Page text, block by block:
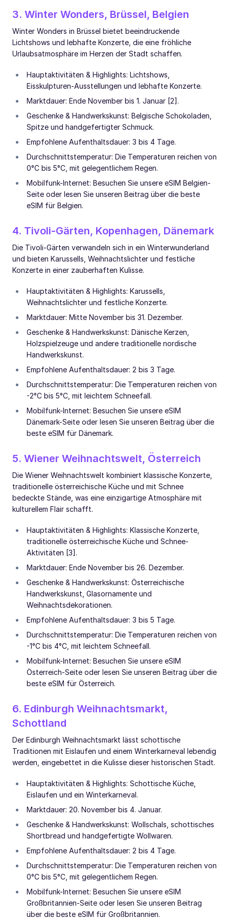
3. Winter Wonders, Brüssel, Belgien
Winter Wonders in Brüssel bietet beeindruckende
Lichtshows und lebhafte Konzerte, die eine fröhliche
Urlaubsatmosphäre im Herzen der Stadt schaffen.
Hauptaktivitäten & Highlights: Lichtshows,
Eisskulpturen-Ausstellungen und lebhafte Konzerte.
Marktdauer: Ende November bis 1. Januar [2].
Geschenke & Handwerkskunst: Belgische Schokoladen,
Spitze und handgefertigter Schmuck.
Empfohlene Aufenthaltsdauer: 3 bis 4 Tage.
Durchschnittstemperatur: Die Temperaturen reichen von
0°C bis 5°C, mit gelegentlichem Regen.
Mobilfunk-Internet: Besuchen Sie unsere eSIM Belgien-
Seite oder lesen Sie unseren Beitrag über die beste
eSIM für Belgien.
4. Tivoli-Gärten, Kopenhagen, Dänemark
Die Tivoli-Gärten verwandeln sich in ein Winterwunderland
und bieten Karussells, Weihnachtslichter und festliche
Konzerte in einer zauberhaften Kulisse.
Hauptaktivitäten & Highlights: Karussells,
Weihnachtslichter und festliche Konzerte.
Marktdauer: Mitte November bis 31. Dezember.
Geschenke & Handwerkskunst: Dänische Kerzen,
Holzspielzeuge und andere traditionelle nordische
Handwerkskunst.
Empfohlene Aufenthaltsdauer: 2 bis 3 Tage.
Durchschnittstemperatur: Die Temperaturen reichen von
-2°C bis 5°C, mit leichtem Schneefall.
Mobilfunk-Internet: Besuchen Sie unsere eSIM
Dänemark-Seite oder lesen Sie unseren Beitrag über die
beste eSIM für Dänemark.
5. Wiener Weihnachtswelt, Österreich
Die Wiener Weihnachtswelt kombiniert klassische Konzerte,
traditionelle österreichische Küche und mit Schnee
bedeckte Stände, was eine einzigartige Atmosphäre mit
kulturellem Flair schafft.
Hauptaktivitäten & Highlights: Klassische Konzerte,
traditionelle österreichische Küche und Schnee-
Aktivitäten [3].
Marktdauer: Ende November bis 26. Dezember.
Geschenke & Handwerkskunst: Österreichische
Handwerkskunst, Glasornamente und
Weihnachtsdekorationen.
Empfohlene Aufenthaltsdauer: 3 bis 5 Tage.
Durchschnittstemperatur: Die Temperaturen reichen von
-1°C bis 4°C, mit leichtem Schneefall.
Mobilfunk-Internet: Besuchen Sie unsere eSIM
Österreich-Seite oder lesen Sie unseren Beitrag über die
beste eSIM für Österreich.
6. Edinburgh Weihnachtsmarkt,
Schottland
Der Edinburgh Weihnachtsmarkt lässt schottische
Traditionen mit Eislaufen und einem Winterkarneval lebendig
werden, eingebettet in die Kulisse dieser historischen Stadt.
Hauptaktivitäten & Highlights: Schottische Küche,
Eislaufen und ein Winterkarneval.
Marktdauer: 20. November bis 4. Januar.
Geschenke & Handwerkskunst: Wollschals, schottisches
Shortbread und handgefertigte Wollwaren.
Empfohlene Aufenthaltsdauer: 2 bis 4 Tage.
Durchschnittstemperatur: Die Temperaturen reichen von
0°C bis 5°C, mit gelegentlichem Regen.
Mobilfunk-Internet: Besuchen Sie unsere eSIM
Großbritannien-Seite oder lesen Sie unseren Beitrag
über die beste eSIM für Großbritannien.